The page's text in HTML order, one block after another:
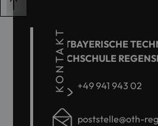
KONTAKT
OSTBAYERISCHE
HOCHSCHULE
+49 941 943 02
poststelle@oth-